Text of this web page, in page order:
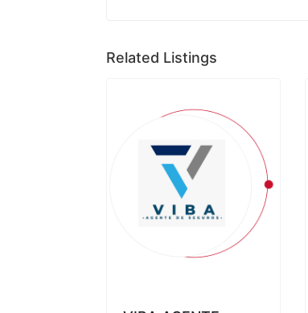
Related Listings